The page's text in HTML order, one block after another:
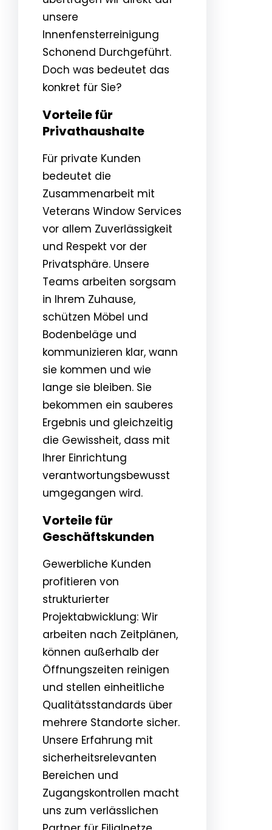
unsere
Innenfensterreinigung
Schonend Durchgeführt.
Doch was bedeutet das
konkret für Sie?
Vorteile für
Privathaushalte
Für private Kunden
bedeutet die
Zusammenarbeit mit
Veterans Window Services
vor allem Zuverlässigkeit
und Respekt vor der
Privatsphäre. Unsere
Teams arbeiten sorgsam
in Ihrem Zuhause,
schützen Möbel und
Bodenbeläge und
kommunizieren klar, wann
sie kommen und wie
lange sie bleiben. Sie
bekommen ein sauberes
Ergebnis und gleichzeitig
die Gewissheit, dass mit
Ihrer Einrichtung
verantwortungsbewusst
umgegangen wird.
Vorteile für
Geschäftskunden
Gewerbliche Kunden
profitieren von
strukturierter
Projektabwicklung: Wir
arbeiten nach Zeitplänen,
können außerhalb der
Öffnungszeiten reinigen
und stellen einheitliche
Qualitätsstandards über
mehrere Standorte sicher.
Unsere Erfahrung mit
sicherheitsrelevanten
Bereichen und
Zugangskontrollen macht
uns zum verlässlichen